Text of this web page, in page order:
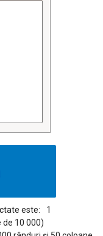
este:
1
10 000)